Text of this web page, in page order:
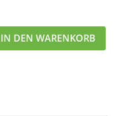
IN DEN WARENKORB